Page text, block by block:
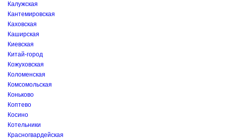
Калужская
Кантемировская
Каховская
Каширская
Киевская
Китай-город
Кожуховская
Коломенская
Комсомольская
Коньково
Коптево
Косино
Котельники
Красногвардейская